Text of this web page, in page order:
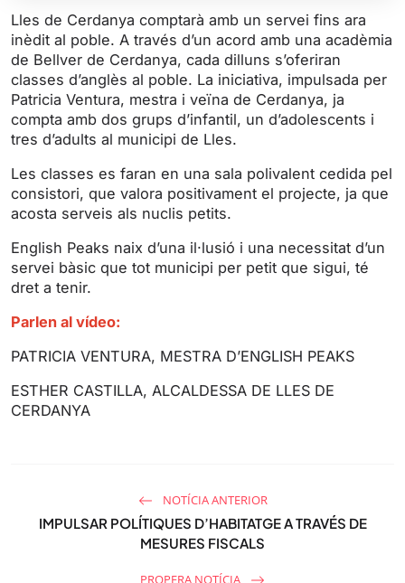
a
y
u
t
e
e
t
t
i
n
g
P
t
r
l
s
e
Lles de Cerdanya comptarà amb un servei fins ara
inèdit al poble. A través d’un acord amb una acadèmia
de Bellver de Cerdanya, cada dilluns s’oferiran
classes d’anglès al poble. La iniciativa, impulsada per
Patricia Ventura, mestra i veïna de Cerdanya, ja
compta amb dos grups d’infantil, un d’adolescents i
tres d’adults al municipi de Lles.
Les classes es faran en una sala polivalent cedida pel
consistori, que valora positivament el projecte, ja que
acosta serveis als nuclis petits.
English Peaks naix d’una il·lusió i una necessitat d’un
servei bàsic que tot municipi per petit que sigui, té
dret a tenir.
Parlen al vídeo:
PATRICIA VENTURA, MESTRA D’ENGLISH PEAKS
ESTHER CASTILLA, ALCALDESSA DE LLES DE
CERDANYA
NOTÍCIA ANTERIOR
IMPULSAR POLÍTIQUES D’HABITATGE A TRAVÉS DE
MESURES FISCALS
PROPERA NOTÍCIA